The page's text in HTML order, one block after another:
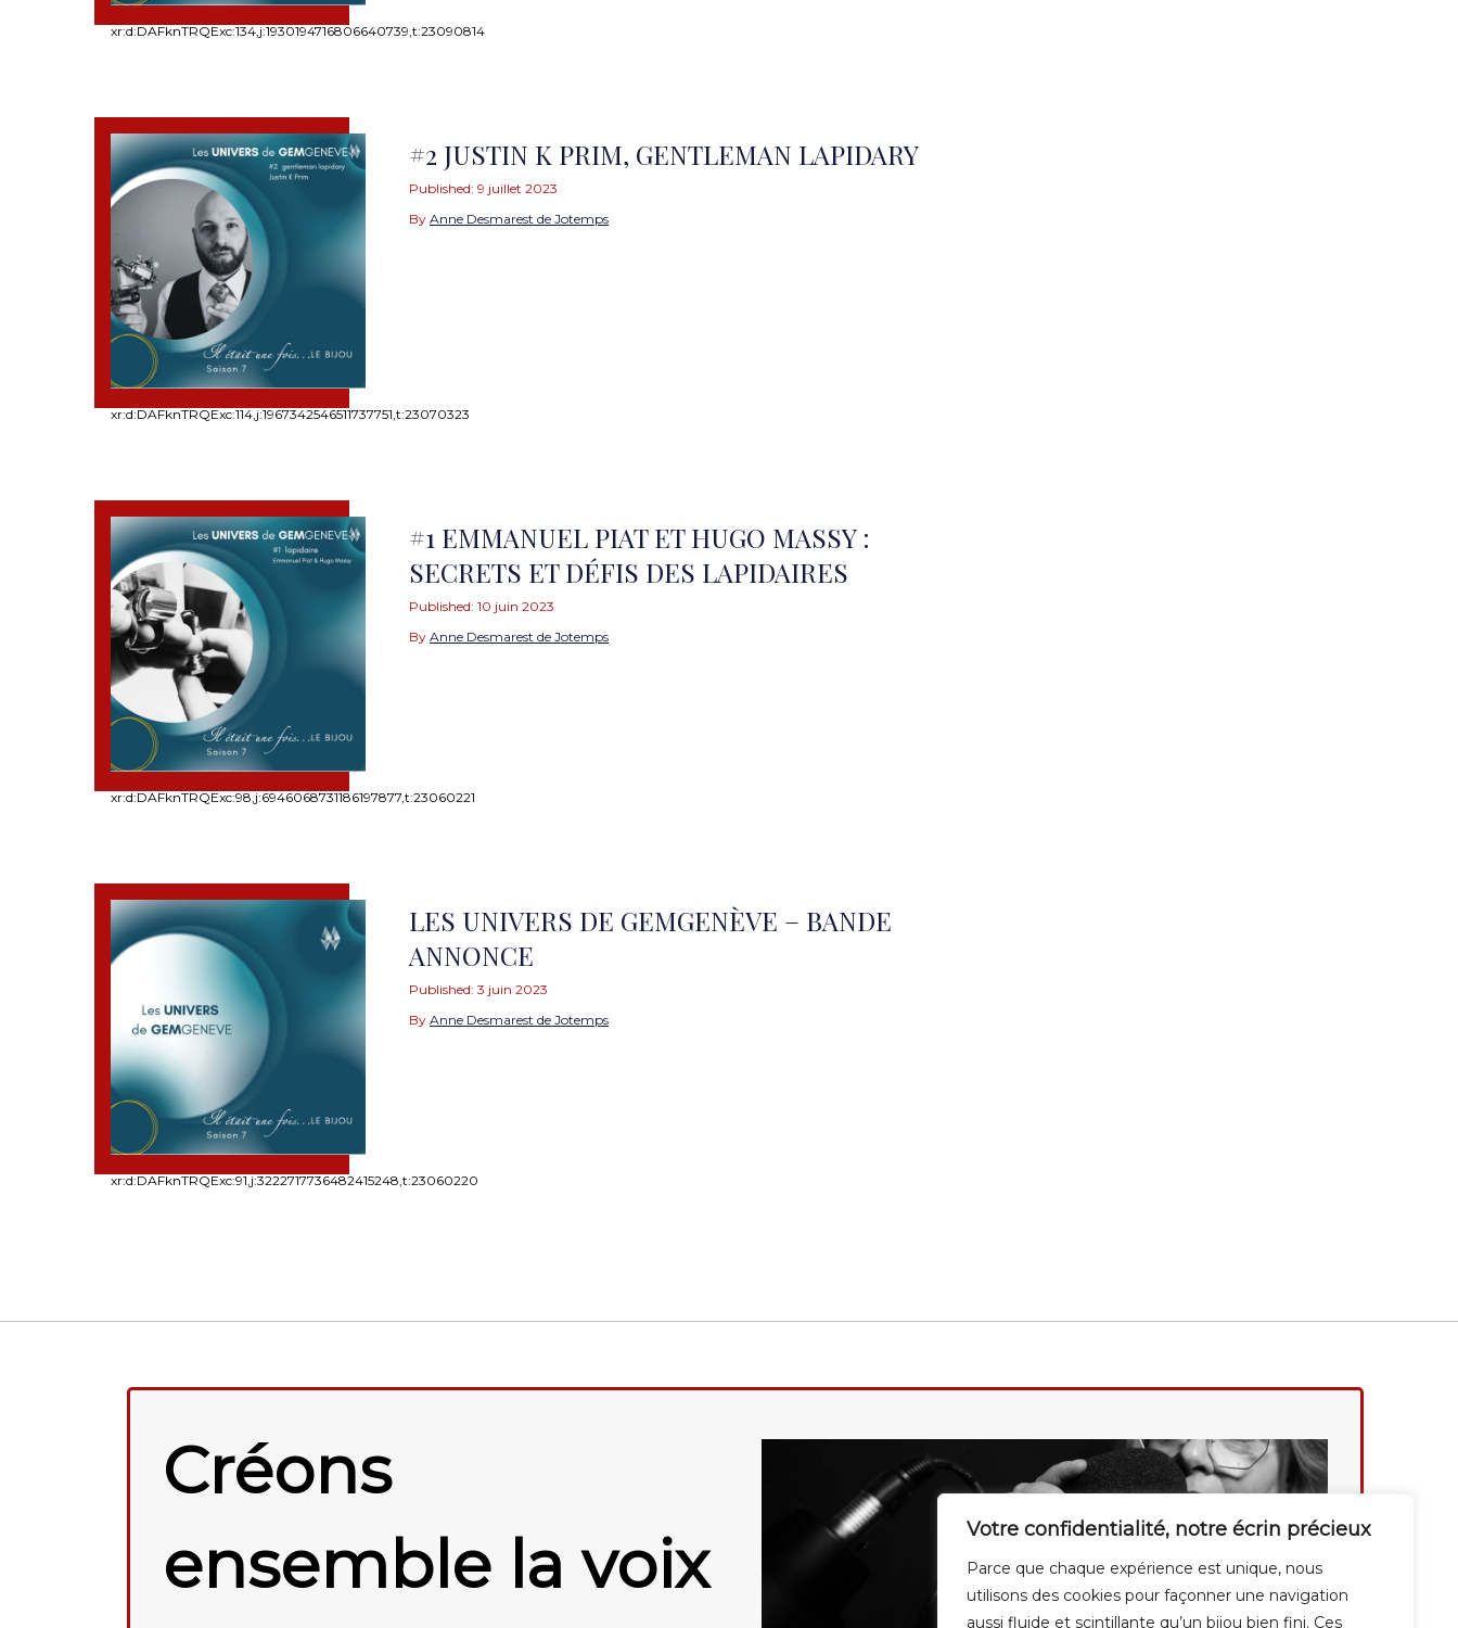
Votre confidentialité, notre écrin précieux
Parce que chaque expérience est unique, nous
utilisons des cookies pour façonner une navigation
aussi fluide et scintillante qu’un bijou bien fini. Ces
xr:d:DAFknTRQExc:134,j:1930194716806640739,t:23090814
xr:d:DAFknTRQExc:114,j:1967342546511737751,t:23070323
#2 JUSTIN K PRIM, GENTLEMAN LAPIDARY
Published: 9 juillet 2023
By Anne Desmarest de Jotemps
xr:d:DAFknTRQExc:98,j:6946068731186197877,t:23060221
#1 EMMANUEL PIAT ET HUGO MASSY :
SECRETS ET DÉFIS DES LAPIDAIRES
Published: 10 juin 2023
By Anne Desmarest de Jotemps
xr:d:DAFknTRQExc:91,j:3222717736482415248,t:23060220
LES UNIVERS DE GEMGENÈVE – BANDE
ANNONCE
Published: 3 juin 2023
By Anne Desmarest de Jotemps
Créons
ensemble la voix